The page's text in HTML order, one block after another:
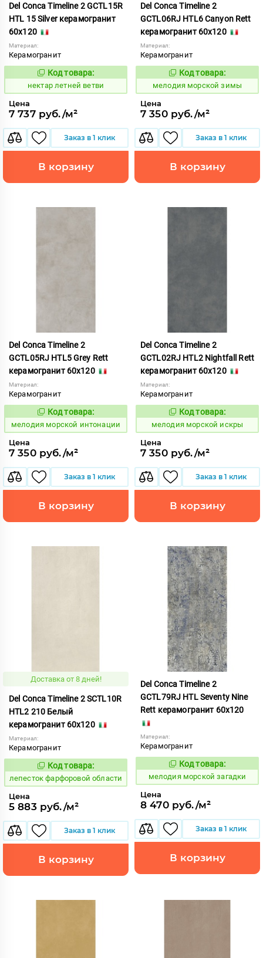
Del Conca Timeline 2 GCTL15R
HTL 15 Silver керамогранит
60x120
Материал:
Керамогранит
1130884
Код товара:
нектар летней ветви
Цена
7 737 руб./м²
Заказ в 1 клик
В корзину
Del Conca Timeline 2
GCTL06RJ HTL6 Canyon Rett
керамогранит 60x120
Материал:
Керамогранит
960657
Код товара:
мелодия морской зимы
Цена
7 350 руб./м²
Заказ в 1 клик
В корзину
Del Conca Timeline 2
GCTL05RJ HTL5 Grey Rett
керамогранит 60x120
Материал:
Керамогранит
960658
Код товара:
мелодия морской интонации
Цена
7 350 руб./м²
Заказ в 1 клик
В корзину
Del Conca Timeline 2
GCTL02RJ HTL2 Nightfall Rett
керамогранит 60x120
Материал:
Керамогранит
960659
Код товара:
мелодия морской искры
Цена
7 350 руб./м²
Заказ в 1 клик
В корзину
Доставка от 8 дней!
Del Conca Timeline 2 SCTL10R
HTL2 210 Белый
керамогранит 60x120
Материал:
Керамогранит
873313
Код товара:
лепесток фарфоровой области
Цена
5 883 руб./м²
Заказ в 1 клик
В корзину
Del Conca Timeline 2
GCTL79RJ HTL Seventy Nine
Rett керамогранит 60x120
Материал:
Керамогранит
960652
Код товара:
мелодия морской загадки
Цена
8 470 руб./м²
Заказ в 1 клик
В корзину